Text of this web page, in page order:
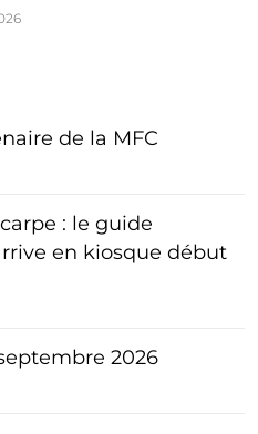
de la MFC
: le guide
en kiosque début
2026